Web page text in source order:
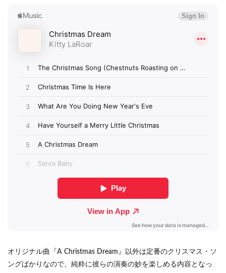
オリジナル曲『A Christmas Dream』以外は定番のクリスマス・ソ
ングばかりなので、純粋に彼らの演奏の妙を楽しめる内容となっ